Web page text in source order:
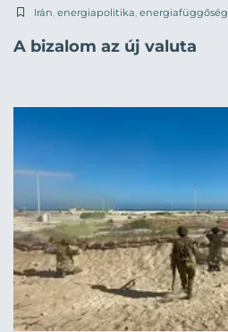
Irán, energiapolitika, energiafüggőség
A bizalom az új valuta